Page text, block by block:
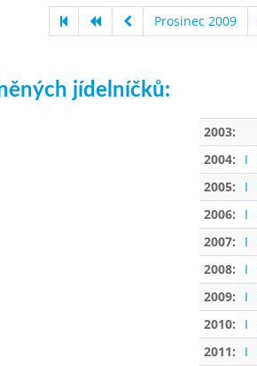
Prosinec 2009
jídelníčků:
2003:
2004:
I
2005:
I
2006:
I
2007:
I
2008:
I
2009:
I
2010:
I
2011:
I